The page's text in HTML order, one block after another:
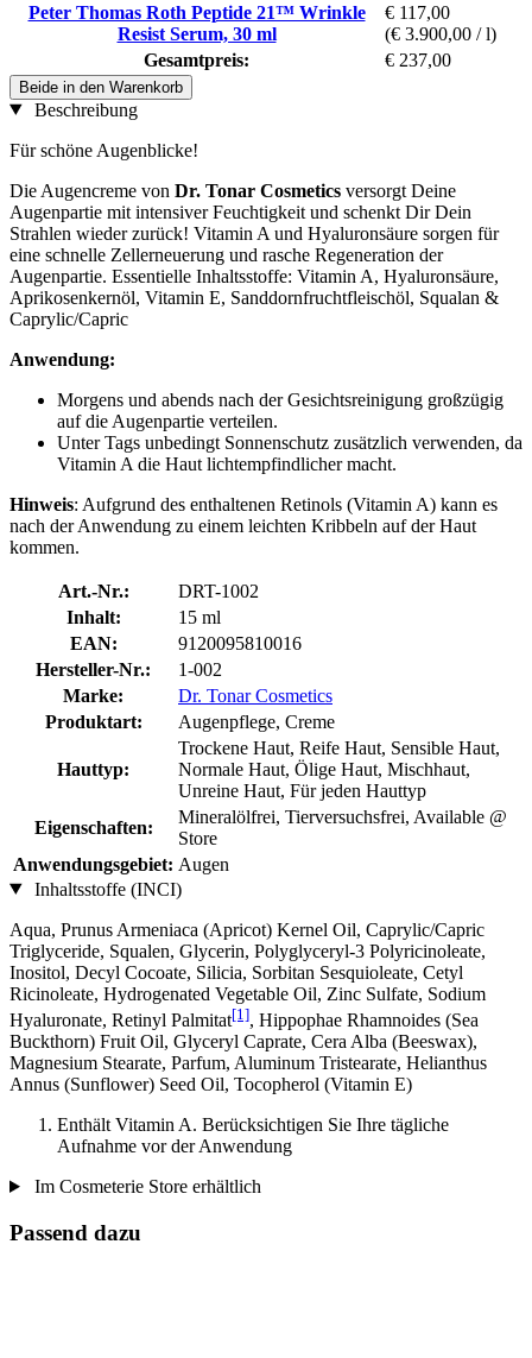
Peter Thomas Roth Peptide 21™ Wrinkle
Resist Serum, 30 ml
€ 117,00
(€ 3.900,00 / l)
Gesamtpreis:
€ 237,00
Beide in den Warenkorb
Beschreibung
Für schöne Augenblicke!
Die Augencreme von Dr. Tonar Cosmetics versorgt Deine
Augenpartie mit intensiver Feuchtigkeit und schenkt Dir Dein
Strahlen wieder zurück! Vitamin A und Hyaluronsäure sorgen für
eine schnelle Zellerneuerung und rasche Regeneration der
Augenpartie. Essentielle Inhaltsstoffe: Vitamin A, Hyaluronsäure,
Aprikosenkernöl, Vitamin E, Sanddornfruchtfleischöl, Squalan &
Caprylic/Capric
Anwendung:
Morgens und abends nach der Gesichtsreinigung großzügig
auf die Augenpartie verteilen.
Unter Tags unbedingt Sonnenschutz zusätzlich verwenden, da
Vitamin A die Haut lichtempfindlicher macht.
Hinweis: Aufgrund des enthaltenen Retinols (Vitamin A) kann es
nach der Anwendung zu einem leichten Kribbeln auf der Haut
kommen.
Art.-Nr.:
DRT-1002
Inhalt:
15 ml
EAN:
9120095810016
Hersteller-Nr.:
1-002
Marke:
Dr. Tonar Cosmetics
Produktart:
Augenpflege, Creme
Hauttyp:
Trockene Haut, Reife Haut, Sensible Haut,
Normale Haut, Ölige Haut, Mischhaut,
Unreine Haut, Für jeden Hauttyp
Eigenschaften:
Mineralölfrei, Tierversuchsfrei, Available @
Store
Anwendungsgebiet: Augen
Inhaltsstoffe (INCI)
Aqua, Prunus Armeniaca (Apricot) Kernel Oil, Caprylic/Capric
Triglyceride, Squalen, Glycerin, Polyglyceryl-3 Polyricinoleate,
Inositol, Decyl Cocoate, Silicia, Sorbitan Sesquioleate, Cetyl
Ricinoleate, Hydrogenated Vegetable Oil, Zinc Sulfate, Sodium
Hyaluronate, Retinyl Palmitat[1], Hippophae Rhamnoides (Sea
Buckthorn) Fruit Oil, Glyceryl Caprate, Cera Alba (Beeswax),
Magnesium Stearate, Parfum, Aluminum Tristearate, Helianthus
Annus (Sunflower) Seed Oil, Tocopherol (Vitamin E)
Enthält Vitamin A. Berücksichtigen Sie Ihre tägliche
Aufnahme vor der Anwendung
Im Cosmeterie Store erhältlich
Passend dazu